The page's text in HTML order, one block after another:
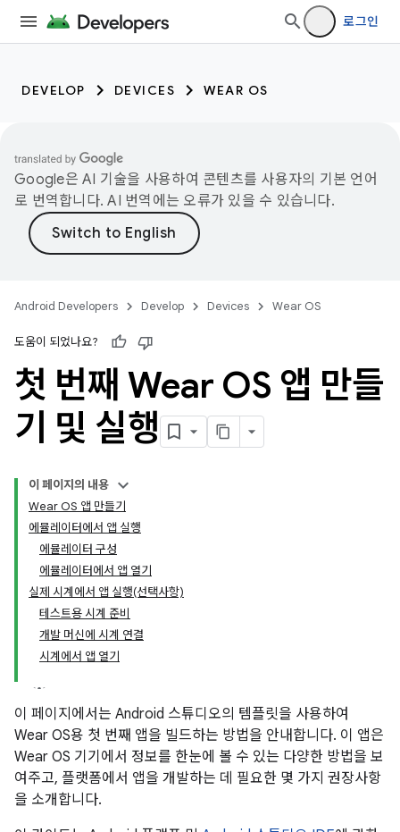
로그인
DEVELOP DEVICES WEAR OS
Google은 AI 기술을 사용하여 콘텐츠를 사용자의 기본 언어
로 번역합니다. AI 번역에는 오류가 있을 수 있습니다.
Android Developers Develop Devices Wear OS
도움이 되었나요?
첫 번째 Wear OS 앱 만들
기 및 실행
이 페이지의 내용
Wear OS 앱 만들기
에뮬레이터에서 앱 실행
에뮬레이터 구성
에뮬레이터에서 앱 열기
실제 시계에서 앱 실행(선택사항)
테스트용 시계 준비
개발 머신에 시계 연결
시계에서 앱 열기
이 페이지에서는 Android 스튜디오의 템플릿을 사용하여
Wear OS용 첫 번째 앱을 빌드하는 방법을 안내합니다. 이 앱은
Wear OS 기기에서 정보를 한눈에 볼 수 있는 다양한 방법을 보
여주고, 플랫폼에서 앱을 개발하는 데 필요한 몇 가지 권장사항
을 소개합니다.